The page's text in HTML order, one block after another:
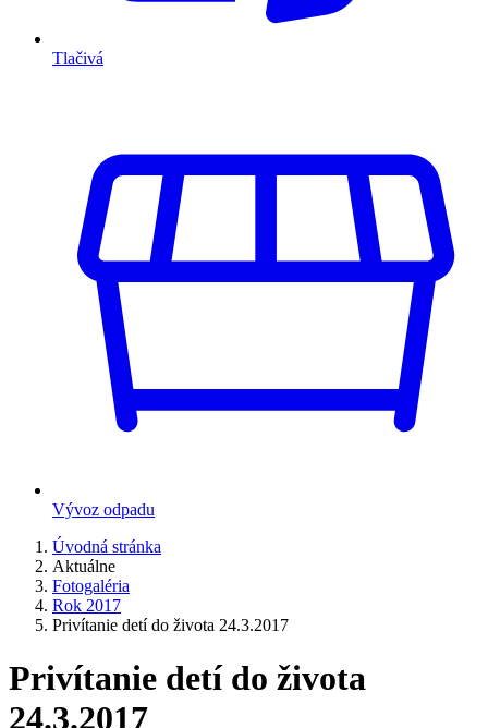
Tlačivá
Vývoz odpadu
Úvodná stránka
Aktuálne
Fotogaléria
Rok 2017
Privítanie detí do života 24.3.2017
Privítanie detí do života
24.3.2017